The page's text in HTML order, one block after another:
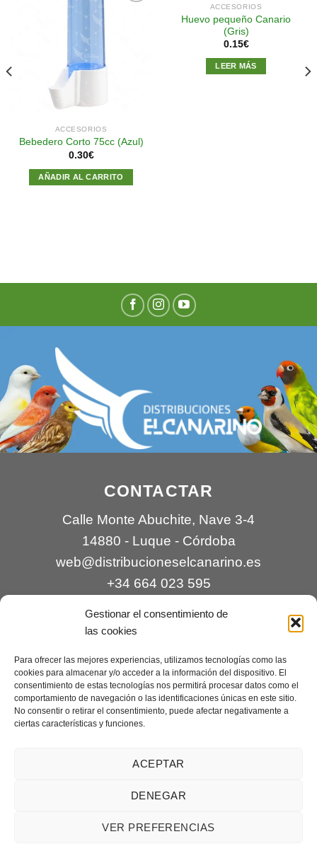
Gestionar el consentimiento de
las cookies
Para ofrecer las mejores experiencias, utilizamos tecnologías como las
cookies para almacenar y/o acceder a la información del dispositivo. El
consentimiento de estas tecnologías nos permitirá procesar datos como el
comportamiento de navegación o las identificaciones únicas en este sitio.
No consentir o retirar el consentimiento, puede afectar negativamente a
ciertas características y funciones.
ACEPTAR
DENEGAR
VER PREFERENCIAS
ACCESORIOS
Bebedero Corto 75cc (Azul)
0.30€
AÑADIR AL CARRITO
SIN EXISTENCIAS
ACCESORIOS
Huevo pequeño Canario
(Gris)
0.15€
LEER MÁS
CONTACTAR
Calle Monte Abuchite, Nave 3-4
14880 - Luque - Córdoba
web@distribucioneselcanarino.es
+34 664 023 595
Contacto|Incidencias|Devoluciones |
Condiciones generales
Mantenimiento web a cargo deCreaciones Digitales – mantenimiento web
Política de privacidad |Condiciones generales de